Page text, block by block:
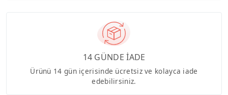
14 GÜNDE İADE
Ürünü 14 gün içerisinde ücretsiz ve kolayca iade
edebilirsiniz.